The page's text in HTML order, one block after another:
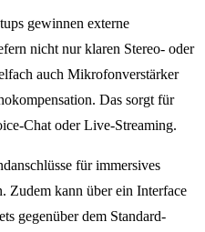
gewinnen externe
nicht nur klaren Stereo- oder
auch Mikrofonverstärker
Das sorgt für
Chat oder Live-Streaming.
für immersives
Zudem kann über ein Interface
gegenüber dem Standard-